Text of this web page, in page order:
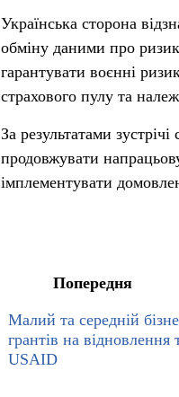
Українська сторона
обміну даними про
гарантувати воєнні
страхового пулу та
За результатами
продовжувати
імплементувати
Попередня
Малий та середній
грантів на відновлення
USAID